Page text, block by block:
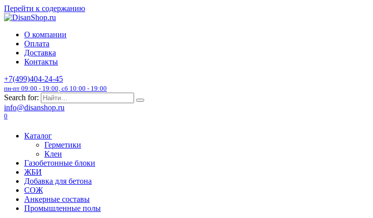
Перейти к содержанию
О компании
Оплата
Доставка
Контакты
+7(499)404-24-45
пн-пт 09:00 - 19:00, сб 10:00 - 19:00
Search for:
info@disanshop.ru
0
Каталог
Герметики
Клеи
Газобетонные блоки
ЖБИ
Добавка для бетона
СОЖ
Анкерные составы
Промышленные полы